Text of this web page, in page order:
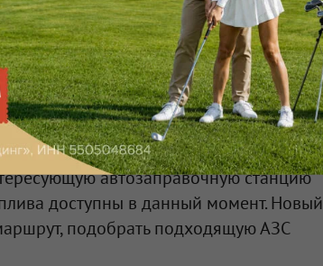
приложении«АЗС Топлайн».
автозаправочную станцию
доступны в данный момент. Новый
подобрать подходящую АЗС